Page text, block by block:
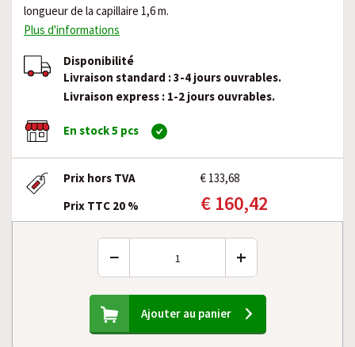
longueur de la capillaire 1,6 m.
Plus d'informations
Disponibilité
Livraison standard : 3-4 jours ouvrables.
Livraison express : 1-2 jours ouvrables.
En stock 5 pcs
Prix hors TVA
€ 133,68
Prix TTC 20 %
€ 160,42
− +
Ajouter au panier